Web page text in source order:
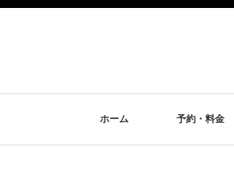
ホーム 予約・料金